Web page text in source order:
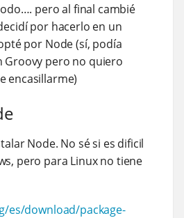
pero al final cambié
por hacerlo en un
por Node (sí, podía
Groovy pero no quiero
encasillarme)
Node. No sé si es dificil
pero para Linux no tiene
es/download/package-